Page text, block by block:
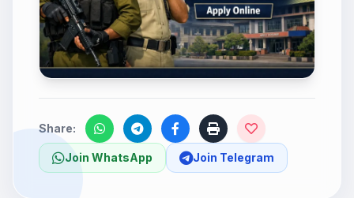
Share:
Join WhatsApp Join Telegram